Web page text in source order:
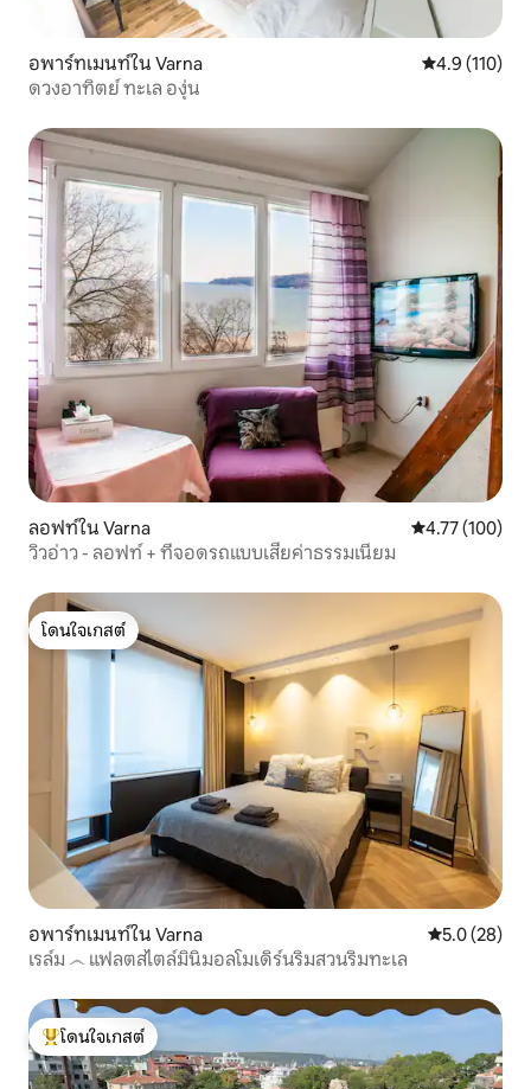
อพาร์ทเมนท์ใน Varna คะแนนเฉลี่ย
4.9 (110)
ดวงอาทิตย์ ทะเล องุ่น
ลอฟท์ใน Varna คะแนนเฉลี่ย
4.77 (100)
วิวอ่าว - ลอฟท์ + ที่จอดรถแบบเสียค่าธรรมเนียม
โดนใจเกสต์
โดนใจเกสต์
อพาร์ทเมนท์ใน Varna คะแนนเฉลี่ย
5.0 (28)
เรล์ม ෴ แฟลตสไตล์มินิมอลโมเดิร์นริมสวนริมทะเล
โดนใจเกสต์ที่สุด
โดนใจเกสต์